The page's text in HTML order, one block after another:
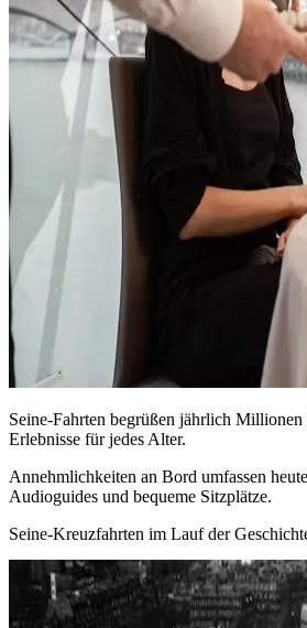
Seine-Fahrten begrüßen jährlich Millionen
Erlebnisse für jedes Alter.
Annehmlichkeiten an Bord umfassen
Audioguides und bequeme Sitzplätze.
Seine-Kreuzfahrten im Lauf der